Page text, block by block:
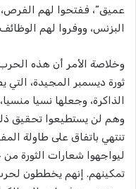
عميق”، ففتحوا لهم
البزنس، ووفروا لهم
وخلاصة الأمر أن هذه
ثورة ديسمبر المجيدة،
الذاكرة، وجعلها نسيا
وهم لن يستطيعوا تحقيق
تنتهي باتفاق على طاولة
ليواجهوا شعارات الثورة
تمكينهم. إنهم يخططون